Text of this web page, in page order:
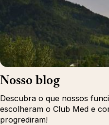
Nosso blog
Descubra o que nossos
escolheram o Club Med e
progrediram!